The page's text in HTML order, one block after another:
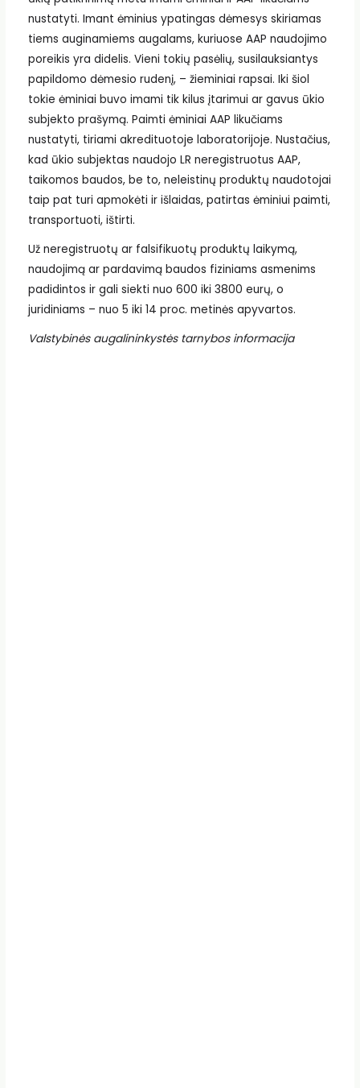
nustatyti. Imant ėminius ypatingas dėmesys skiriamas
tiems auginamiems augalams, kuriuose AAP naudojimo
poreikis yra didelis. Vieni tokių pasėlių, susilauksiantys
papildomo dėmesio rudenį, – žieminiai rapsai. Iki šiol
tokie ėminiai buvo imami tik kilus įtarimui ar gavus ūkio
subjekto prašymą. Paimti ėminiai AAP likučiams
nustatyti, tiriami akredituotoje laboratorijoje. Nustačius,
kad ūkio subjektas naudojo LR neregistruotus AAP,
taikomos baudos, be to, neleistinų produktų naudotojai
taip pat turi apmokėti ir išlaidas, patirtas ėminiui paimti,
transportuoti, ištirti.
Už neregistruotų ar falsifikuotų produktų laikymą,
naudojimą ar pardavimą baudos fiziniams asmenims
padidintos ir gali siekti nuo 600 iki 3800 eurų, o
juridiniams – nuo 5 iki 14 proc. metinės apyvartos.
Valstybinės augalininkystės tarnybos informacija